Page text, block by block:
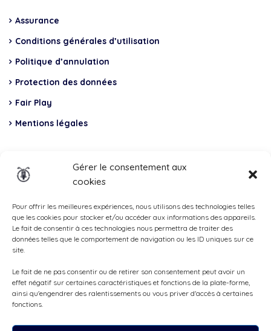
Gérer le consentement aux
cookies
Pour offrir les meilleures expériences, nous utilisons des technologies telles
que les cookies pour stocker et/ou accéder aux informations des appareils.
Le fait de consentir à ces technologies nous permettra de traiter des
données telles que le comportement de navigation ou les ID uniques sur ce
site.
Le fait de ne pas consentir ou de retirer son consentement peut avoir un
effet négatif sur certaines caractéristiques et fonctions de la plate-forme,
ainsi qu'engendrer des ralentissements ou vous priver d'accès à certaines
fonctions.
Assurance
Conditions générales d’utilisation
Politique d’annulation
Protection des données
Fair Play
Mentions légales
Total Casco, Partner
Methods
of
payment